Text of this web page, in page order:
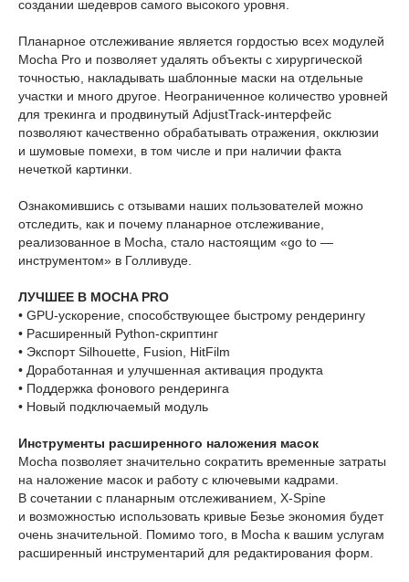
создании шедевров самого высокого уровня.
Планарное отслеживание является гордостью всех модулей
Mocha Pro и позволяет удалять объекты с хирургической
точностью, накладывать шаблонные маски на отдельные
участки и много другое. Неограниченное количество уровней
для трекинга и продвинутый AdjustTrack-интерфейс
позволяют качественно обрабатывать отражения, окклюзии
и шумовые помехи, в том числе и при наличии факта
нечеткой картинки.
Ознакомившись с отзывами наших пользователей можно
отследить, как и почему планарное отслеживание,
реализованное в Mocha, стало настоящим «go to —
инструментом» в Голливуде.
ЛУЧШЕЕ В MOCHA PRO
• GPU-ускорение, способствующее быстрому рендерингу
• Расширенный Python-скриптинг
• Экспорт Silhouette, Fusion, HitFilm
• Доработанная и улучшенная активация продукта
• Поддержка фонового рендеринга
• Новый подключаемый модуль
Инструменты расширенного наложения масок
Mocha позволяет значительно сократить временные затраты
на наложение масок и работу с ключевыми кадрами.
В сочетании с планарным отслеживанием, X-Spine
и возможностью использовать кривые Безье экономия будет
очень значительной. Помимо того, в Mocha к вашим услугам
расширенный инструментарий для редактирования форм.